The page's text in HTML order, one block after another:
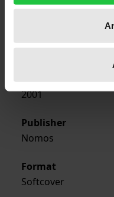
und
Dec 14, 2001
Year of Publication
2001
Publisher
Nomos
Format
Softcover